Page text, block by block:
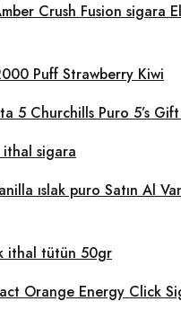
Crush Fusion sigara
Puff Strawberry Kiwi
5 Churchills Puro 5’s
sigara
ıslak puro Satın Al
ithal tütün 50gr
Orange Energy Click